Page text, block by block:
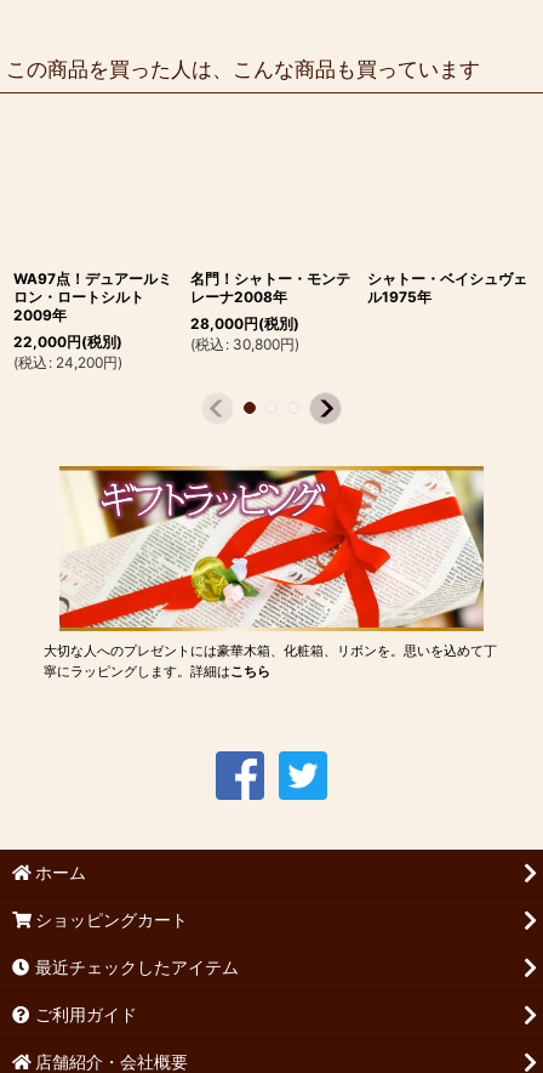
この商品を買った人は、こんな商品も買っています
WA97点！デュアールミ
ロン・ロートシルト
2009年
22,000円(税別)
(税込 : 24,200円)
名門！シャトー・モンテ
レーナ2008年
28,000円(税別)
(税込 : 30,800円)
シャトー・ベイシュヴェ
ル1975年
大切な人へのプレゼントには豪華木箱、化粧箱、リボンを。思いを込めて丁
寧にラッピングします。詳細はこちら
ホーム
ショッピングカート
最近チェックしたアイテム
ご利用ガイド
店舗紹介・会社概要